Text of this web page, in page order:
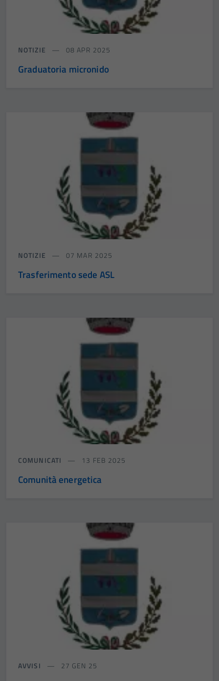
NOTIZIE 08 APR 2025
Graduatoria micronido
NOTIZIE 07 MAR 2025
Trasferimento sede ASL
COMUNICATI 13 FEB 2025
Comunità energetica
AVVISI 27 GEN 25